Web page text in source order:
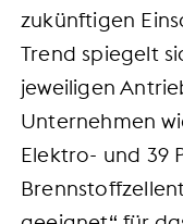
zukünftigen
Trend spiegelt
jeweiligen
Unternehmen
Elektro- und 39